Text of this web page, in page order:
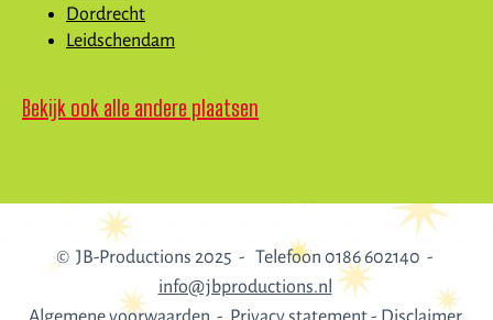
Dordrecht
Leidschendam
Bekijk ook alle andere plaatsen
© JB-Productions 2025 - Telefoon 0186 602140 -
info@jbproductions.nl